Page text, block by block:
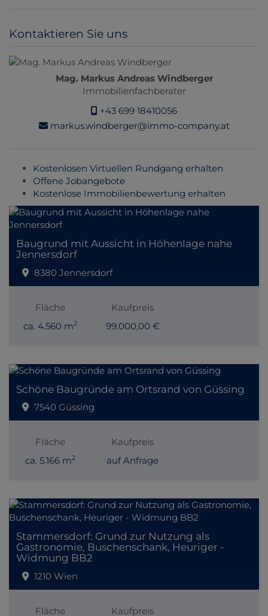
Kontaktieren Sie uns
Mag. Markus Andreas Windberger
Immobilienfachberater
+43 699 18410056
markus.windberger@immo-company.at
Kostenlosen Virtuellen Rundgang erhalten
Offene Jobangebote
Kostenlose Immobilienbewertung erhalten
Baugrund mit Aussicht in Höhenlage nahe
Jennersdorf
8380 Jennersdorf
Fläche
ca. 4.560 m2
Kaufpreis
99.000,00 €
Schöne Baugründe am Ortsrand von Güssing
7540 Güssing
Fläche
ca. 5.166 m2
Kaufpreis
auf Anfrage
Stammersdorf: Grund zur Nutzung als
Gastronomie, Buschenschank, Heuriger -
Widmung BB2
1210 Wien
Fläche
Kaufpreis